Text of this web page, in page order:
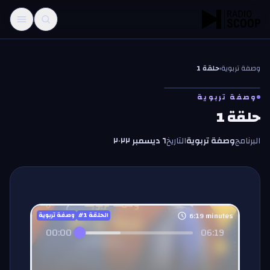
وصفة تربوية‹حلقة 1
وصفة تربوية
حلقة 1
البرنامجوصفة تربويةالتاريخ٦ ديسمبر ٢٠٢٢
وصفة تربوية #الحلقة1 6:19minutes
00:00 06:19